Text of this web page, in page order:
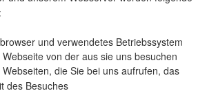
und verwendetes Betriebssystem
von der aus sie uns besuchen
die Sie bei uns aufrufen, das
des Besuches